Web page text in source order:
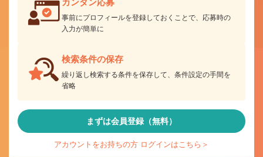
カンタン応募
事前にプロフィールを登録しておくことで、応募時の
入力が簡単に
検索条件の保存
繰り返し検索する条件を保存して、条件設定の手間を
省略
まずは会員登録（無料）
アカウントをお持ちの方 ログインはこちら＞